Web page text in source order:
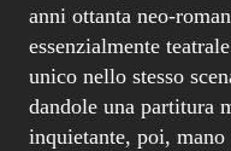
anni ottanta neo-
essenzialmente
unico nello stesso
dandole una partitura
inquietante, poi,